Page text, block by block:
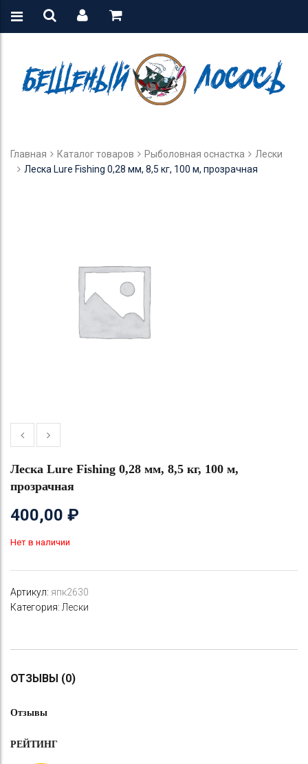
Главная Каталог товаров Рыболовная оснастка
Лески
Леска Lure Fishing 0,28 мм, 8,5 кг, 100 м, прозрачная
Леска Lure Fishing 0,28 мм, 8,5 кг, 100 м,
прозрачная
400,00 ₽
Нет в наличии
Артикул: япк2630
Категория: Лески
ОТЗЫВЫ (0)
Отзывы
РЕЙТИНГ